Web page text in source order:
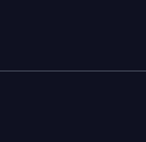
die Grundlagen der
ernsthaften
Damrau, Jonas